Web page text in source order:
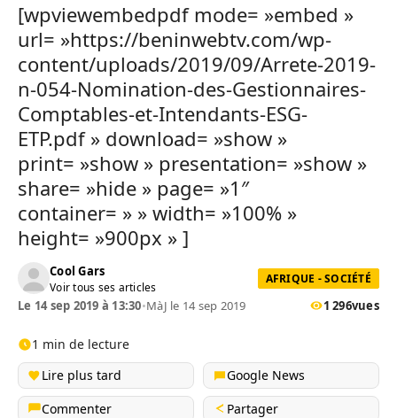
[wpviewembedpdf mode= »embed »
url= »https://beninwebtv.com/wp-
content/uploads/2019/09/Arrete-2019-
n-054-Nomination-des-Gestionnaires-
Comptables-et-Intendants-ESG-
ETP.pdf » download= »show »
print= »show » presentation= »show »
share= »hide » page= »1″
container= » » width= »100% »
height= »900px » ]
Cool Gars
Voir tous ses articles
AFRIQUE - SOCIÉTÉ
Le 14 sep 2019 à 13:30•MàJ le 14 sep 2019 1 296vues
1 min de lecture
Lire plus tard
Google News
Commenter
Partager